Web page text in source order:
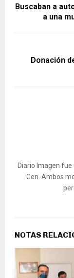
Buscaban a
a una
Donación
Diario Imagen
Gen. Ambos
NOTAS